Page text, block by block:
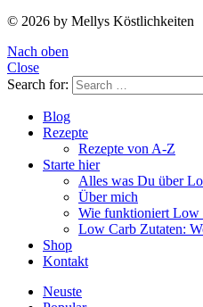
© 2026 by Mellys Köstlichkeiten
Nach oben
Close
Search for:
Blog
Rezepte
Rezepte von A-Z
Starte hier
Alles was Du über
Über mich
Wie funktioniert Low
Low Carb Zutaten:
Shop
Kontakt
Neuste